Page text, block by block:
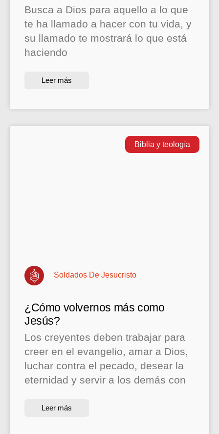
Busca a Dios para aquello a lo que
te ha llamado a hacer con tu vida, y
su llamado te mostrará lo que está
haciendo
Leer más
Biblia y teología
¿Cómo volvernos más como
Jesús?
Los creyentes deben trabajar para
creer en el evangelio, amar a Dios,
luchar contra el pecado, desear la
eternidad y servir a los demás con
Leer más
Soldados De Jesucristo